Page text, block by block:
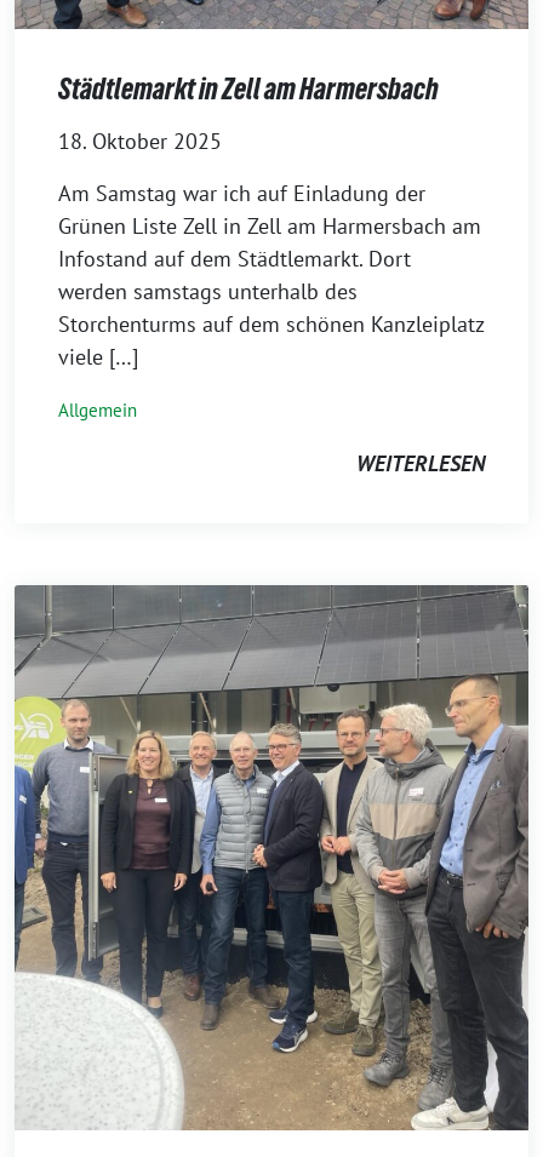
Städtlemarkt in Zell am Harmersbach
18. Oktober 2025
Am Samstag war ich auf Einladung der
Grünen Liste Zell in Zell am Harmersbach am
Infostand auf dem Städtlemarkt. Dort
werden samstags unterhalb des
Storchenturms auf dem schönen Kanzleiplatz
viele […]
Allgemein
WEITERLESEN